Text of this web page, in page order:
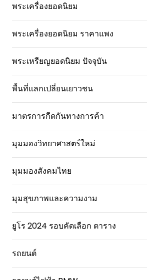
พระเครื่องยอดนิยม
พระเครื่องยอดนิยม ราคาแพง
พระเหรียญยอดนิยม ปัจจุบัน
พื้นที่แลกเปลี่ยนเยาวชน
มาตรการกีดกันทางการค้า
มุมมองวิทยาศาสตร์ใหม่
มุมมองสังคมไทย
มุมสุขภาพและความงาม
ยูโร 2024 รอบคัดเลือก ตาราง
รถยนต์